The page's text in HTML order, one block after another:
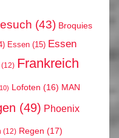
(43) Broquies
Essen (15) Essen
(12) Frankreich
Lofoten (16) MAN
(49) Phoenix
(12) Regen (17)